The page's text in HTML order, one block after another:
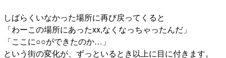
しばらくいなかった場所に再び戻ってくると
「わーこの場所にあったxx,なくなっちゃったんだ」
「ここに○○ができたのか…」
という街の変化が、ずっといるとき以上に目に付きます。